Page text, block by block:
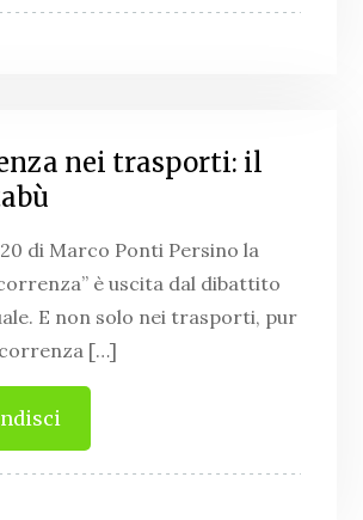
nei trasporti: il
di Marco Ponti Persino la
è uscita dal dibattito
E non solo nei trasporti, pur
[…]